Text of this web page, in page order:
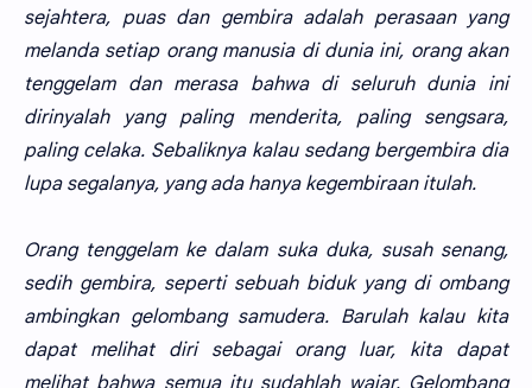
sejahtera, puas dan gembira adalah perasaan yang
melanda setiap orang manusia di dunia ini, orang akan
tenggelam dan merasa bahwa di seluruh dunia ini
dirinyalah yang paling menderita, paling sengsara,
paling celaka. Sebaliknya kalau sedang bergembira dia
lupa segalanya, yang ada hanya kegembiraan itulah.
Orang tenggelam ke dalam suka duka, susah senang,
sedih gembira, seperti sebuah biduk yang di ombang
ambingkan gelombang samudera. Barulah kalau kita
dapat melihat diri sebagai orang luar, kita dapat
melihat bahwa semua itu sudahlah wajar. Gelombang